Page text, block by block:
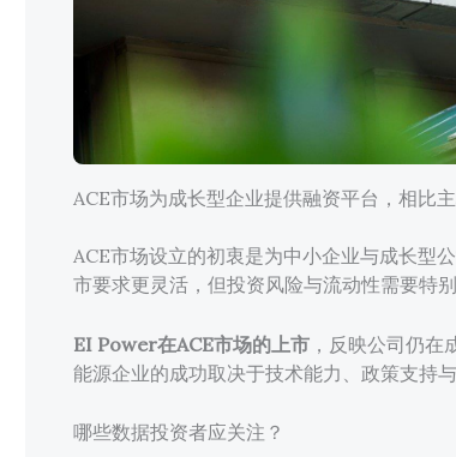
ACE市场为成长型企业提供融资平台，相比
ACE市场设立的初衷是为中小企业与成长型
市要求更灵活，但投资风险与流动性需要特别
EI Power在ACE市场的上市 ，反映公司仍
能源企业的成功取决于技术能力、政策支持
哪些数据投资者应关注？